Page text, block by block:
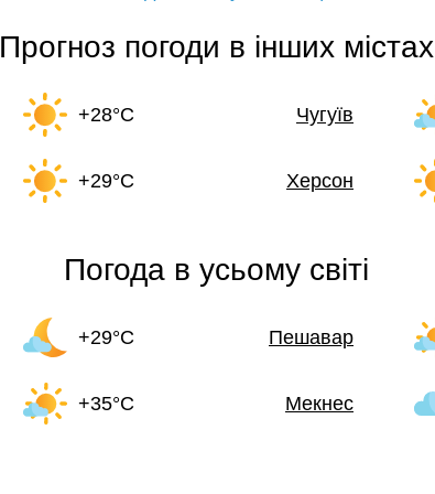
Прогноз погоди в інших містах
+28°C Чугуїв
+29°C Херсон
Погода в усьому світі
+29°C Пешавар
+35°C Мекнес